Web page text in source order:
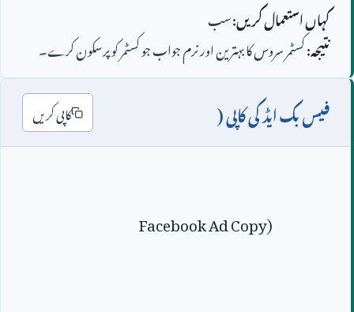
کہاں استعمال کریں:سب
نتیجہ:کسٹمر سروس کا بہترین اور نرم جواب جو کسٹمر کو پرسکون کرے۔
فیس بک ایڈ کی کاپی ( کاپی کریں
Facebook Ad Copy)